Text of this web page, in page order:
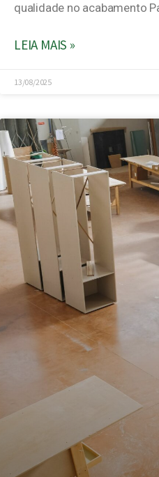
qualidade no acabamento
LEIA MAIS »
13/08/2025